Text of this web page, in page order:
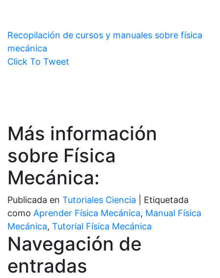
Recopilación de cursos y manuales sobre física
mecánica
Click To Tweet
Más información
sobre Física
Mecánica:
Publicada en Tutoriales Ciencia
Etiquetada
como Aprender Física Mecánica, Manual Física
Mecánica, Tutorial Física Mecánica
Navegación de
entradas